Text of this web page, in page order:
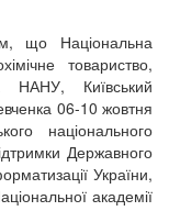
що Національна
товариство,
НАНУ, Київський
06-10 жовтня
національного
Державного
України,
академії